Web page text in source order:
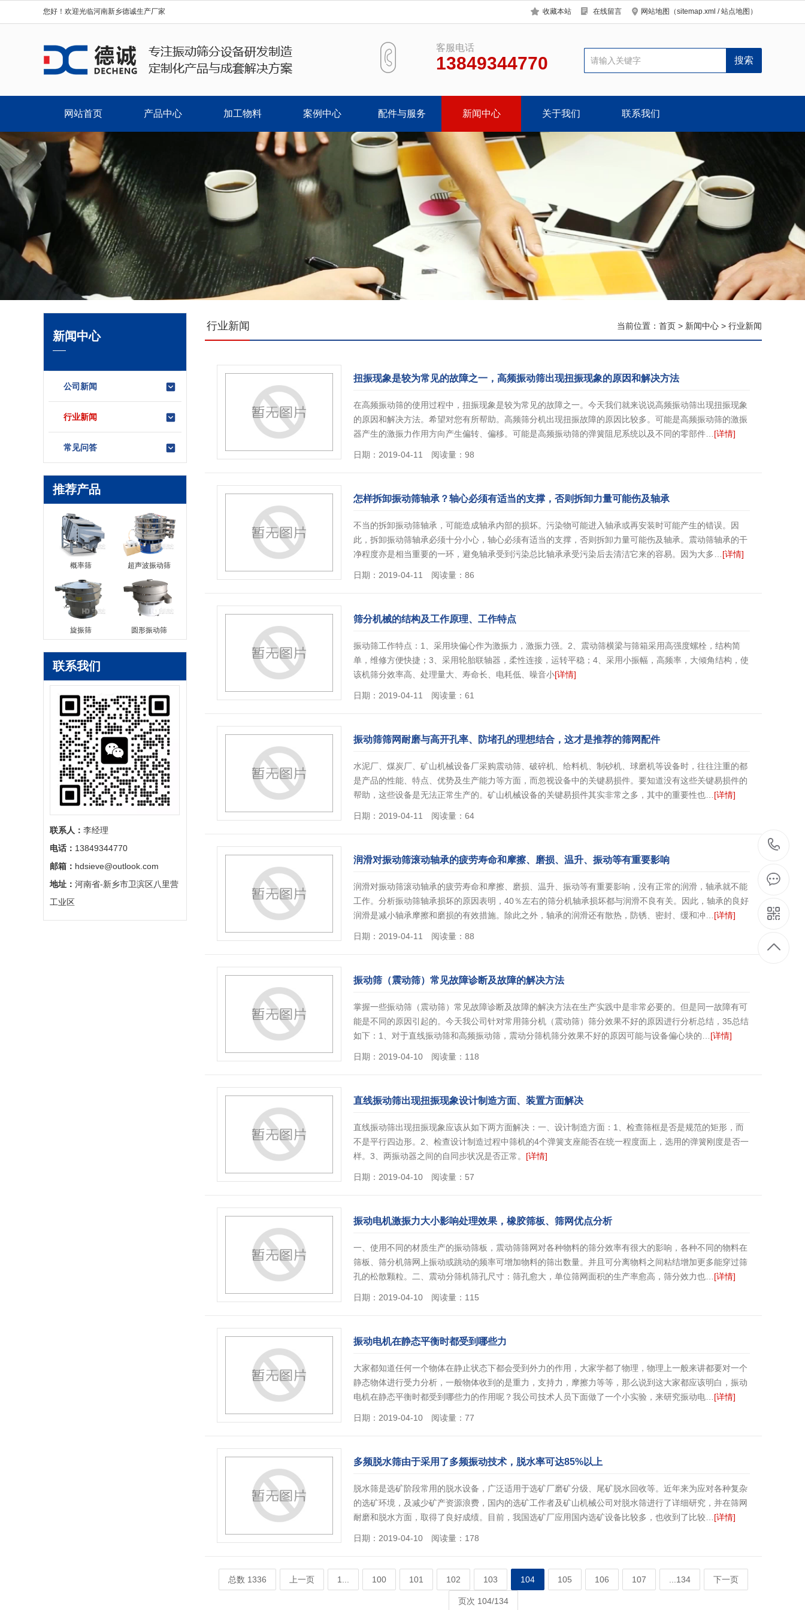
您好！欢迎光临河南新乡德诚生产厂家 收藏本站 在线留言 网站地图（sitemap.xml /站点地图 ）
客服电话
13849344770
网站首页 产品中心 加工物料 案例中心 配件与服务 新闻中心 关于我们 联系我们
新闻中心
公司新闻
行业新闻
常见问答
推荐产品
概率筛 超声波振动筛
旋振筛 圆形振动筛
联系我们
联系人： 李经理
电话： 13849344770
邮箱： hdsieve@outlook.com
地址： 河南省-新乡市卫滨区八里营
工业区
当前位置： 首页 > 新闻中心 > 行业新闻
行业新闻
扭振现象是较为常见的故障之一，高频振动筛出现扭振现象的原因和解决方法
在高频振动筛的使用过程中，扭振现象是较为常见的故障之一。今天我们就来说说高频振动筛出现扭振现象
的原因和解决方法。希望对您有所帮助。高频筛分机出现扭振故障的原因比较多。可能是高频振动筛的激振
器产生的激振力作用方向产生偏转、偏移。可能是高频振动筛的弹簧阻尼系统以及不同的零部件…[详情]
日期：2019-04-11 阅读量：98
怎样拆卸振动筛轴承？轴心必须有适当的支撑，否则拆卸力量可能伤及轴承
不当的拆卸振动筛轴承，可能造成轴承内部的损坏。污染物可能进入轴承或再安装时可能产生的错误。因
此，拆卸振动筛轴承必须十分小心，轴心必须有适当的支撑，否则拆卸力量可能伤及轴承。震动筛轴承的干
净程度亦是相当重要的一环，避免轴承受到污染总比轴承承受污染后去清洁它来的容易。因为大多…[详情]
日期：2019-04-11 阅读量：86
筛分机械的结构及工作原理、工作特点
振动筛工作特点：1、采用块偏心作为激振力，激振力强。2、震动筛横梁与筛箱采用高强度螺栓，结构简
单，维修方便快捷；3、采用轮胎联轴器，柔性连接，运转平稳；4、采用小振幅，高频率，大倾角结构，使
该机筛分效率高、处理量大、寿命长、电耗低、噪音小[详情]
日期：2019-04-11 阅读量：61
振动筛筛网耐磨与高开孔率、防堵孔的理想结合，这才是推荐的筛网配件
水泥厂、煤炭厂、矿山机械设备厂采购震动筛、破碎机、给料机、制砂机、球磨机等设备时，往往注重的都
是产品的性能、特点、优势及生产能力等方面，而忽视设备中的关键易损件。要知道没有这些关键易损件的
帮助，这些设备是无法正常生产的。矿山机械设备的关键易损件其实非常之多，其中的重要性也…[详情]
日期：2019-04-11 阅读量：64
润滑对振动筛滚动轴承的疲劳寿命和摩擦、磨损、温升、振动等有重要影响
润滑对振动筛滚动轴承的疲劳寿命和摩擦、磨损、温升、振动等有重要影响，没有正常的润滑，轴承就不能
工作。分析振动筛轴承损坏的原因表明，40％左右的筛分机轴承损坏都与润滑不良有关。因此，轴承的良好
润滑是减小轴承摩擦和磨损的有效措施。除此之外，轴承的润滑还有散热，防锈、密封、缓和冲…[详情]
日期：2019-04-11 阅读量：88
振动筛（震动筛）常见故障诊断及故障的解决方法
掌握一些振动筛（震动筛）常见故障诊断及故障的解决方法在生产实践中是非常必要的。但是同一故障有可
能是不同的原因引起的。今天我公司针对常用筛分机（震动筛）筛分效果不好的原因进行分析总结，35总结
如下：1、对于直线振动筛和高频振动筛，震动分筛机筛分效果不好的原因可能与设备偏心块的…[详情]
日期：2019-04-10 阅读量：118
直线振动筛出现扭振现象设计制造方面、装置方面解决
直线振动筛出现扭振现象应该从如下两方面解决：一、设计制造方面：1、检查筛框是否是规范的矩形，而
不是平行四边形。2、检查设计制造过程中筛机的4个弹簧支座能否在统一程度面上，选用的弹簧刚度是否一
样。3、两振动器之间的自同步状况是否正常。 [详情]
日期：2019-04-10 阅读量：57
振动电机激振力大小影响处理效果，橡胶筛板、筛网优点分析
一、使用不同的材质生产的振动筛板，震动筛筛网对各种物料的筛分效率有很大的影响，各种不同的物料在
筛板、筛分机筛网上振动或跳动的频率可增加物料的筛出数量。并且可分离物料之间粘结增加更多能穿过筛
孔的松散颗粒。二、震动分筛机筛孔尺寸：筛孔愈大，单位筛网面积的生产率愈高，筛分效力也…[详情]
日期：2019-04-10 阅读量：115
振动电机在静态平衡时都受到哪些力
大家都知道任何一个物体在静止状态下都会受到外力的作用，大家学都了物理，物理上一般来讲都要对一个
静态物体进行受力分析，一般物体收到的是重力，支持力，摩擦力等等，那么说到这大家都应该明白，振动
电机在静态平衡时都受到哪些力的作用呢？我公司技术人员下面做了一个小实验，来研究振动电…[详情]
日期：2019-04-10 阅读量：77
多频脱水筛由于采用了多频振动技术，脱水率可达85%以上
脱水筛是选矿阶段常用的脱水设备，广泛适用于选矿厂磨矿分级、尾矿脱水回收等。近年来为应对各种复杂
的选矿环境，及减少矿产资源浪费，国内的选矿工作者及矿山机械公司对脱水筛进行了详细研究，并在筛网
耐磨和脱水方面，取得了良好成绩。目前，我国选矿厂应用国内选矿设备比较多，也收到了比较…[详情]
日期：2019-04-10 阅读量：178
总数 1336 上一页 1... 100 101 102 103 104 105 106 107 ...134 下一页
页次 104/134